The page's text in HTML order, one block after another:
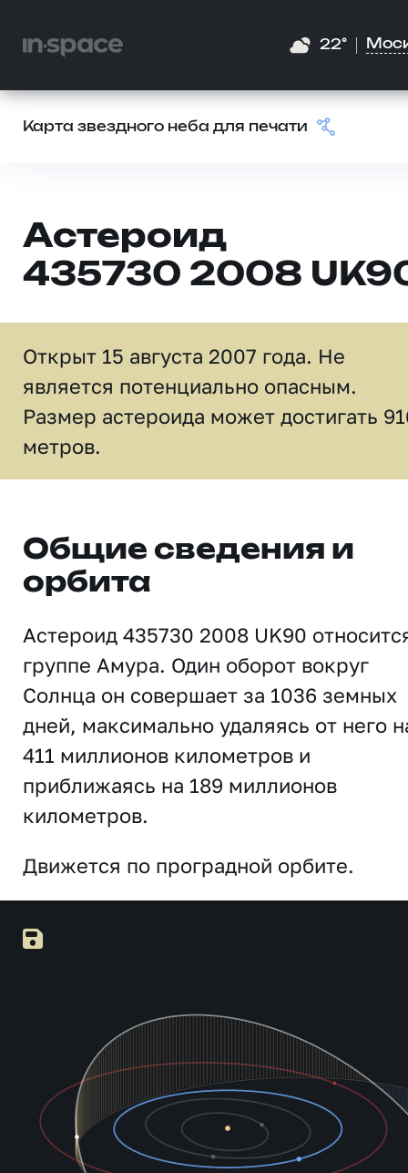
22°
Карта звездного неба для печати
Астероид
435730 2008
Открыт 15 августа 2007 года. Не
является потенциально опасным.
Размер астероида может достигать
метров.
Общие сведения и
орбита
Астероид 435730 2008 UK90
группе Амура. Один оборот вокруг
Солнца он совершает за 1036 земных
дней, максимально удаляясь от него
411 миллионов километров и
приближаясь на 189 миллионов
километров.
Движется по проградной орбите.